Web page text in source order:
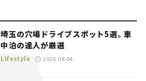
埼玉の穴場ドライブスポット5選。車
中泊の達人が厳選
Lifestyle 2026.08.04